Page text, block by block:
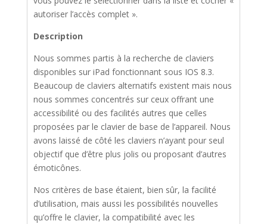
autoriser l’accès complet ».
Description
Nous sommes partis à la recherche de claviers
disponibles sur iPad fonctionnant sous IOS 8.3.
Beaucoup de claviers alternatifs existent mais nous
nous sommes concentrés sur ceux offrant une
accessibilité ou des facilités autres que celles
proposées par le clavier de base de l’appareil. Nous
avons laissé de côté les claviers n’ayant pour seul
objectif que d’être plus jolis ou proposant d’autres
émoticônes.
Nos critères de base étaient, bien sûr, la facilité
d’utilisation, mais aussi les possibilités nouvelles
qu’offre le clavier, la compatibilité avec les